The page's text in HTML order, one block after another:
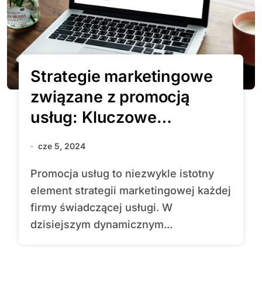
Strategie marketingowe
związane z promocją
usług: Kluczowe
koncepcje i praktyczne
cze 5, 2024
Promocja usług to niezwykle istotny
element strategii marketingowej każdej
firmy świadczącej usługi. W
dzisiejszym dynamicznym...